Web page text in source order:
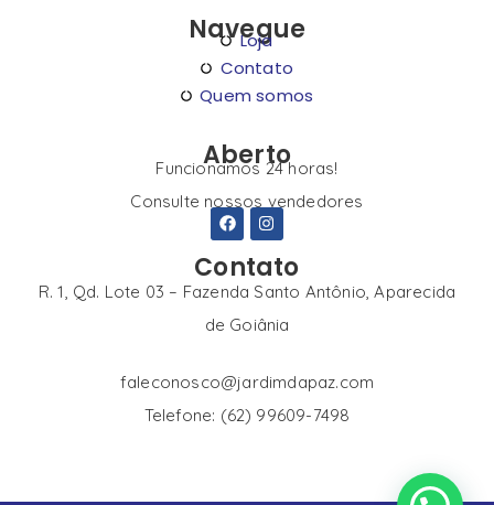
Navegue
Loja
Contato
Quem somos
Aberto
Funcionamos 24 horas!
Consulte nossos vendedores
Contato
R. 1, Qd. Lote 03 – Fazenda Santo Antônio, Aparecida
de Goiânia
faleconosco@jardimdapaz.com
Telefone: (62) 99609-7498